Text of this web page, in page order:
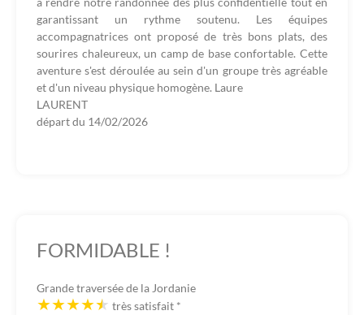
garantissant un rythme soutenu. Les équipes
accompagnatrices ont proposé de très bons plats, des
sourires chaleureux, un camp de base confortable. Cette
aventure s'est déroulée au sein d'un groupe très agréable
et d'un niveau physique homogène. Laure
LAURENT
départ du 14/02/2026
FORMIDABLE !
Grande traversée de la Jordanie
très satisfait *